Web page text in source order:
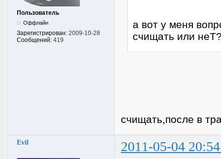
Пользователь
Оффлайн
Зарегистрирован: 2009-10-28
Сообщений: 419
а вот у меня
счищать или
счищать,после в
Evil 2011-05-04